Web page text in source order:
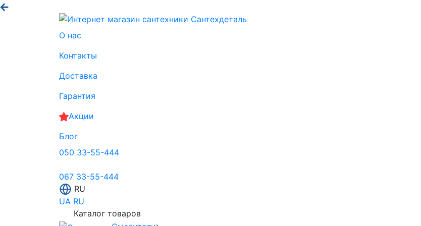
О нас
Контакты
Доставка
Гарантия
Акции
Блог
050 33-55-444
067 33-55-444
RU
UA RU
Каталог товаров